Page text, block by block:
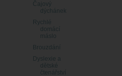
Čajový
dýchánek
Rychlé
domácí
máslo
Brouzdání
Dyslexie a
dětské
čtenářství